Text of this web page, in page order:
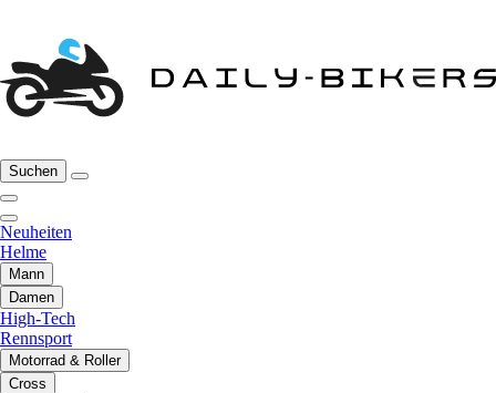
Suchen
Neuheiten
Helme
Mann
Damen
High-Tech
Rennsport
Motorrad & Roller
Cross